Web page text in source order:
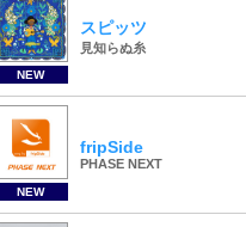
NEW
スピッツ
見知らぬ糸
NEW
fripSide
PHASE NEXT